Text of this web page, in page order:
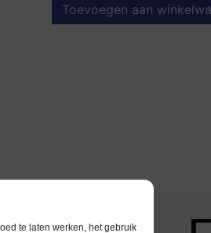
te laten werken, het gebruik
Toevoegen aan